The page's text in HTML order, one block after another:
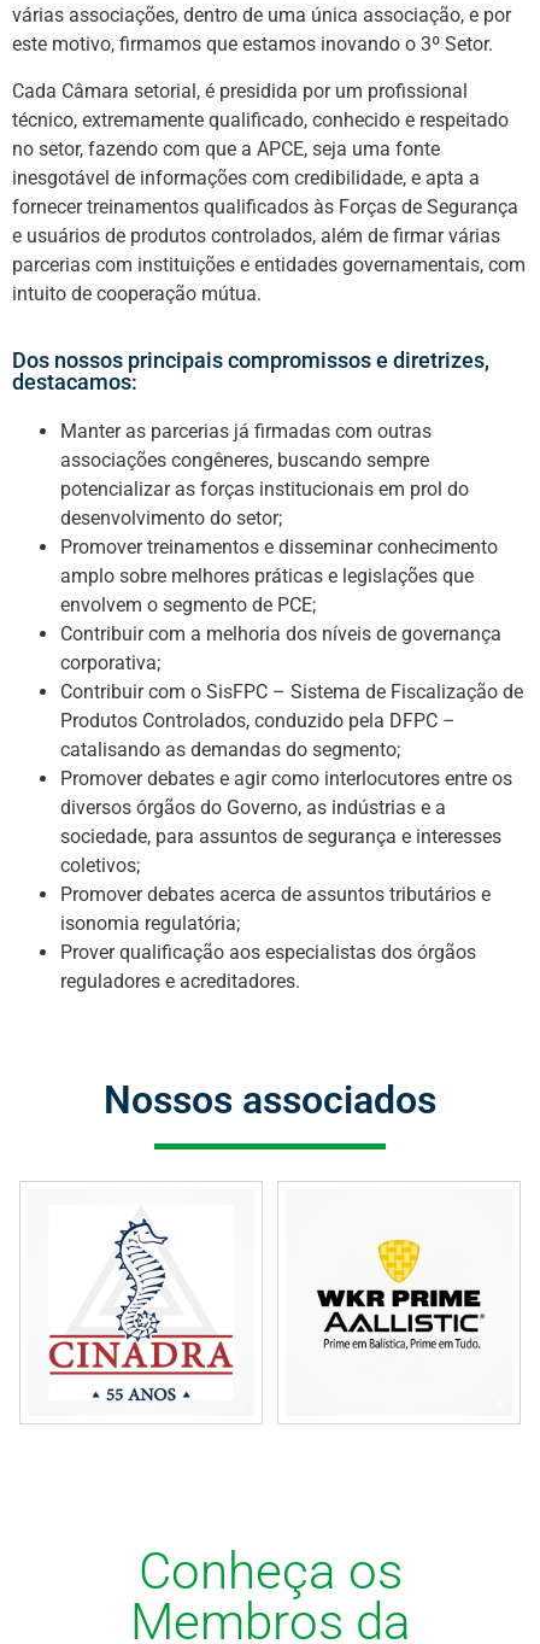
várias associações, dentro de uma única associação, e por
este motivo, firmamos que estamos inovando o 3º Setor.
Cada Câmara setorial, é presidida por um profissional
técnico, extremamente qualificado, conhecido e respeitado
no setor, fazendo com que a APCE, seja uma fonte
inesgotável de informações com credibilidade, e apta a
fornecer treinamentos qualificados às Forças de Segurança
e usuários de produtos controlados, além de firmar várias
parcerias com instituições e entidades governamentais, com
intuito de cooperação mútua.
Dos nossos principais compromissos e diretrizes,
destacamos:
Manter as parcerias já firmadas com outras
associações congêneres, buscando sempre
potencializar as forças institucionais em prol do
desenvolvimento do setor;
Promover treinamentos e disseminar conhecimento
amplo sobre melhores práticas e legislações que
envolvem o segmento de PCE;
Contribuir com a melhoria dos níveis de governança
corporativa;
Contribuir com o SisFPC – Sistema de Fiscalização de
Produtos Controlados, conduzido pela DFPC –
catalisando as demandas do segmento;
Promover debates e agir como interlocutores entre os
diversos órgãos do Governo, as indústrias e a
sociedade, para assuntos de segurança e interesses
coletivos;
Promover debates acerca de assuntos tributários e
isonomia regulatória;
Prover qualificação aos especialistas dos órgãos
reguladores e acreditadores.
Nossos associados
Conheça os
Membros da